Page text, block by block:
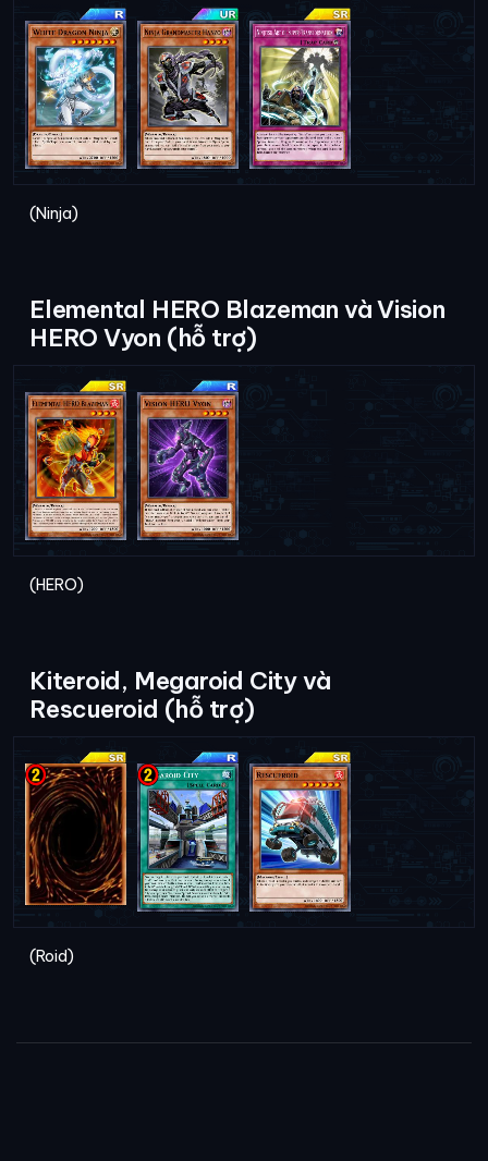
(Ninja)
Elemental HERO Blazeman và Vision
HERO Vyon (hỗ trợ)
(HERO)
Kiteroid, Megaroid City và
Rescueroid (hỗ trợ)
(Roid)